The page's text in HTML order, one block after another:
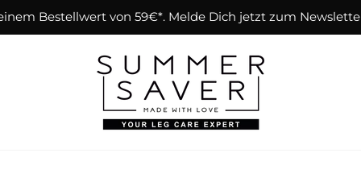
Bestellwert von 59€*. Melde Dich jetzt zum